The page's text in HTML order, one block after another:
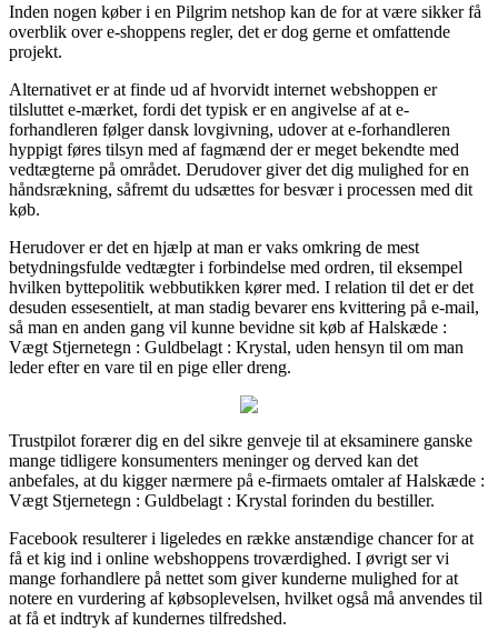
Inden nogen køber i en Pilgrim netshop kan de for at være sikker få
overblik over e-shoppens regler, det er dog gerne et omfattende
projekt.
Alternativet er at finde ud af hvorvidt internet webshoppen er
tilsluttet e-mærket, fordi det typisk er en angivelse af at e-
forhandleren følger dansk lovgivning, udover at e-forhandleren
hyppigt føres tilsyn med af fagmænd der er meget bekendte med
vedtægterne på området. Derudover giver det dig mulighed for en
håndsrækning, såfremt du udsættes for besvær i processen med dit
køb.
Herudover er det en hjælp at man er vaks omkring de mest
betydningsfulde vedtægter i forbindelse med ordren, til eksempel
hvilken byttepolitik webbutikken kører med. I relation til det er det
desuden essesentielt, at man stadig bevarer ens kvittering på e-mail,
så man en anden gang vil kunne bevidne sit køb af Halskæde :
Vægt Stjernetegn : Guldbelagt : Krystal, uden hensyn til om man
leder efter en vare til en pige eller dreng.
Trustpilot forærer dig en del sikre genveje til at eksaminere ganske
mange tidligere konsumenters meninger og derved kan det
anbefales, at du kigger nærmere på e-firmaets omtaler af Halskæde :
Vægt Stjernetegn : Guldbelagt : Krystal forinden du bestiller.
Facebook resulterer i ligeledes en række anstændige chancer for at
få et kig ind i online webshoppens troværdighed. I øvrigt ser vi
mange forhandlere på nettet som giver kunderne mulighed for at
notere en vurdering af købsoplevelsen, hvilket også må anvendes til
at få et indtryk af kundernes tilfredshed.